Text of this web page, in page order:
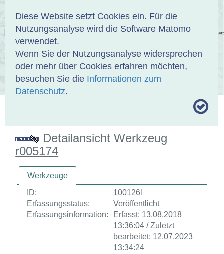
Diese Website setzt Cookies ein. Für die
Nutzungsanalyse wird die Software Matomo
verwendet.
Wenn Sie der Nutzungsanalyse widersprechen
oder mehr über Cookies erfahren möchten,
besuchen Sie die Informationen zum
Datenschutz.
EINBANDDATENBANK
ÜBER UNS SAMMLUNGEN SUCHE
Detailansicht Werkzeug
r005174
Werkzeuge
ID:
100126l
Erfassungsstatus:
Veröffentlicht
Erfassungsinformation:
Erfasst: 13.08.2018
13:36:04 / Zuletzt
bearbeitet: 12.07.2023
13:34:24